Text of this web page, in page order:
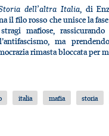
dell’altra Italia, di
il filo rosso che unisce la
mafiose,
ma
rimasta bloccata per
italia mafia storia